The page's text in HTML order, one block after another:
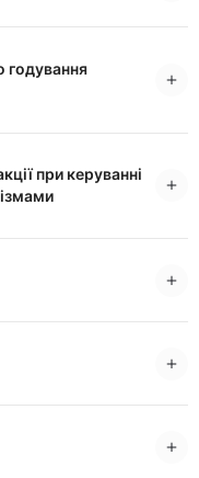
годування
при керуванні